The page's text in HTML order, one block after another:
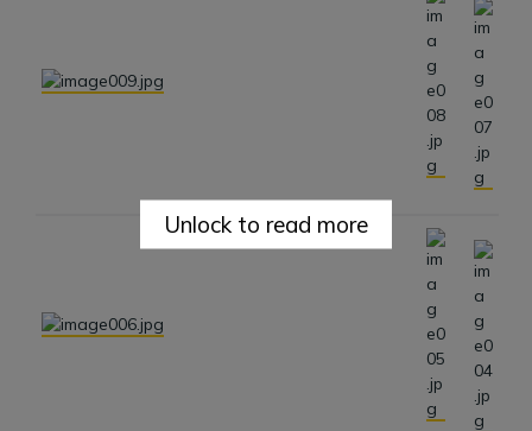
Unlock to read more